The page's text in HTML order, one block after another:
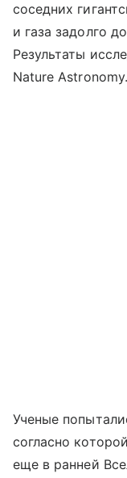
соседних
и газа задолго
Результаты
Nature Astronomy.
Ученые
согласно
еще в ранней